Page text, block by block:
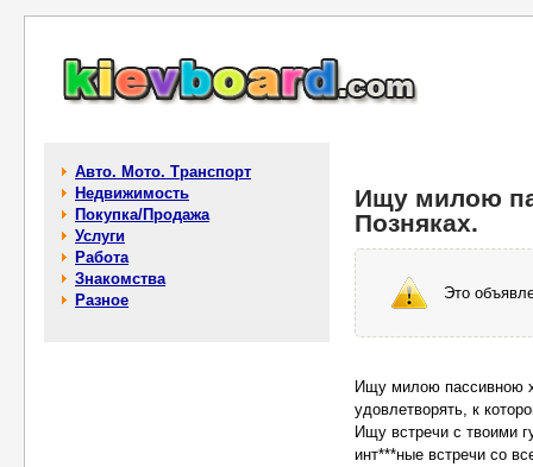
Авто. Мото. Транспорт
Недвижимость
Покупка/Продажа
Услуги
Работа
Знакомства
Разное
Ищу милою
Познякаx.
Это
Ищу милою пассивною
удовлетворять, к
Ищу встречи с твоими
инт***ные встречи со